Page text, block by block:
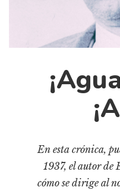
Diccionario portátil de la
Fragmentos
Gran reserva
Lagunas mentales
En esta crónica,
1937, el autor de
cómo se dirige al